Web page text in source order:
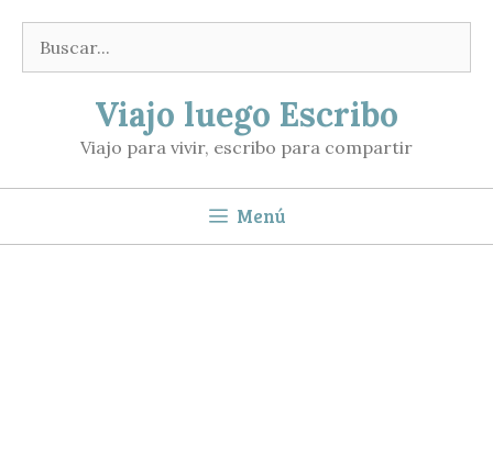
contenido
Buscar:
Viajo luego Escribo
Viajo para vivir, escribo para compartir
Menú